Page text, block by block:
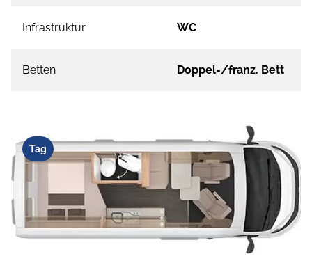
Infrastruktur WC
Betten Doppel-/franz. Bett
Tag